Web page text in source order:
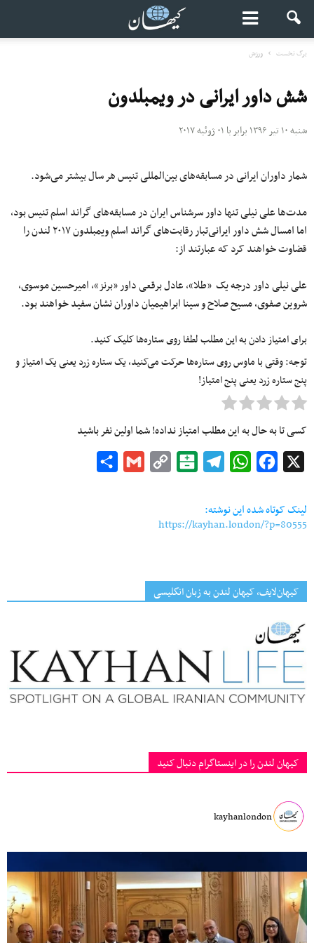
برگ نخست ورزش
شش داور ایرانی در ویمبلدون
شنبه ۱۰ تیر ۱۳۹۶ برابر با ۰۱ ژوئیه ۲۰۱۷
شمار داوران ایرانی در مسابقه‌های بین‌المللی تنیس هر سال بیشتر می‌شود.
مدت‌ها علی نیلی تنها داور سرشناس ایران در مسابقه‌های گراند اسلم تنیس بود،
اما امسال شش داور ایرانی‌تبار رقابت‌های گراند اسلم ویمبلدون ۲۰۱۷ لندن را
قضاوت خواهند کرد که عبارتند از:
علی نیلی داور درجه یک «طلا»، عادل برقعی داور «برنز»، امیرحسین موسوی،
شروین صفوی، مسیح صلاح و سینا ابراهیمیان داوران نشان سفید خواهند بود.
برای امتیاز دادن به این مطلب لطفا روی ستاره‌ها کلیک کنید.
توجه: وقتی با ماوس روی ستاره‌ها حرکت می‌کنید، یک ستاره زرد یعنی یک امتیاز و
پنج ستاره زرد یعنی پنج امتیاز!
کسی تا به حال به این مطلب امتیاز نداده! شما اولین نفر باشید
Facebook
WhatsApp
Telegram
Balatarin
Copy
Gmail
لینک کوتاه شده این نوشته:
https://kayhan.london/?p=80555
کیهان‌لایف، کیهان لندن به زبان انگلیسی
کیهان لندن را در اینستاگرام دنبال کنید
kayhanlondon